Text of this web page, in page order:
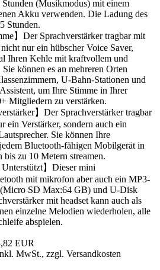
(Musikmodus) mit einem
Akku verwenden. Die Ladung des
Stunden.
】Der Sprachverstärker tragbar mit
nur ein hübscher Voice Saver,
Ihren Kehle mit kraftvollem und
können es an mehreren Orten
U-Bahn-Stationen und
um Ihre Stimme in Ihrer
Mitgliedern zu verstärken.
】Der Sprachverstärker tragbar
ein Verstärker, sondern auch ein
Sie können Ihre
Bluetooth-fähigen Mobilgerät in
zu 10 Metern streamen.
Unterstützt】Dieser mini
mit mikrofon aber auch ein MP3-
SD Max:64 GB) und U-Disk
mit headset kann auch als
einzelne Melodien wiederholen, alle
abspielen.
EUR
MwSt., zzgl. Versandkosten